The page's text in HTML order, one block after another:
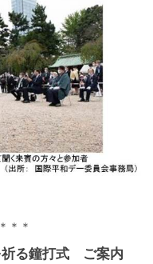
＊＊
祈る鐘打式 ご案内